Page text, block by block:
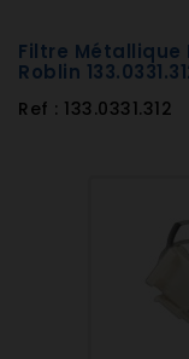
Filtre Métallique
Roblin
Ref : 133.0331.312